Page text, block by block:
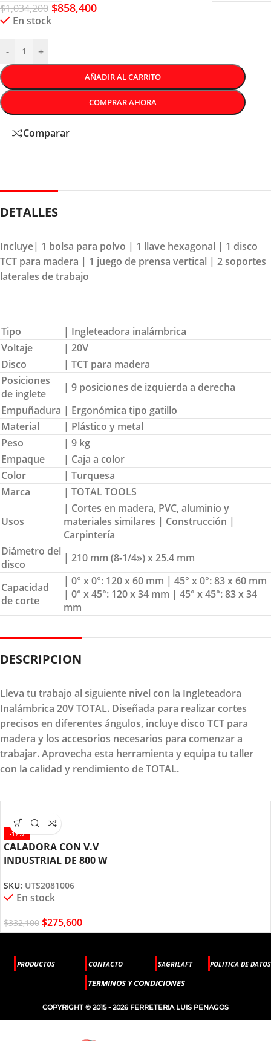
$1,034,200 $858,400
En stock
- +
AÑADIR AL CARRITO
COMPRAR AHORA
Comparar
DETALLES
Incluye| 1 bolsa para polvo | 1 llave hexagonal | 1 disco
TCT para madera | 1 juego de prensa vertical | 2 soportes
laterales de trabajo
Tipo
| Ingleteadora inalámbrica
Voltaje
| 20V
Disco
| TCT para madera
Posiciones
de inglete
| 9 posiciones de izquierda a derecha
Empuñadura | Ergonómica tipo gatillo
Material
| Plástico y metal
Peso
| 9 kg
Empaque
| Caja a color
Color
| Turquesa
Marca
| TOTAL TOOLS
Usos
| Cortes en madera, PVC, aluminio y
materiales similares | Construcción |
Carpintería
Diámetro del
disco
| 210 mm (8-1/4») x 25.4 mm
Capacidad
de corte
| 0° x 0°: 120 x 60 mm | 45° x 0°: 83 x 60 mm
| 0° x 45°: 120 x 34 mm | 45° x 45°: 83 x 34
mm
DESCRIPCION
Lleva tu trabajo al siguiente nivel con la Ingleteadora
Inalámbrica 20V TOTAL. Diseñada para realizar cortes
precisos en diferentes ángulos, incluye disco TCT para
madera y los accesorios necesarios para comenzar a
trabajar. Aprovecha esta herramienta y equipa tu taller
con la calidad y rendimiento de TOTAL.
-17%
CALADORA CON V.V
INDUSTRIAL DE 800 W
SKU: UTS2081006
En stock
$332,100 $275,600
PRODUCTOS CONTACTO SAGRILAFT POLITICA DE DATOS
TERMINOS Y CONDICIONES
COPYRIGHT © 2015 - 2026 FERRETERIA LUIS PENAGOS